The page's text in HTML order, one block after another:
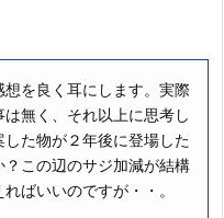
を良く耳にします。実際
無く、それ以上に思考し
た物が２年後に登場した
この辺のサジ加減が結構
ばいいのですが・・。